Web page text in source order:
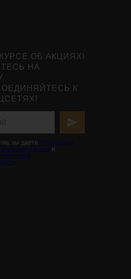
ОБ АКЦИЯХ!
НА
К
вы даете согласие на
данных и
политикой